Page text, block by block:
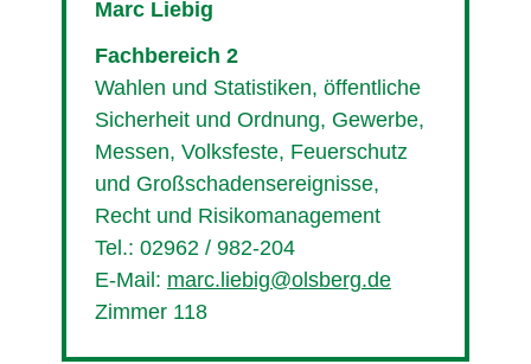
Marc Liebig
Fachbereich 2
Wahlen und Statistiken, öffentliche
Sicherheit und Ordnung, Gewerbe,
Messen, Volksfeste, Feuerschutz
und Großschadensereignisse,
Recht und Risikomanagement
Tel.: 02962 / 982-204
E-Mail: marc.liebig@olsberg.de
Zimmer 118